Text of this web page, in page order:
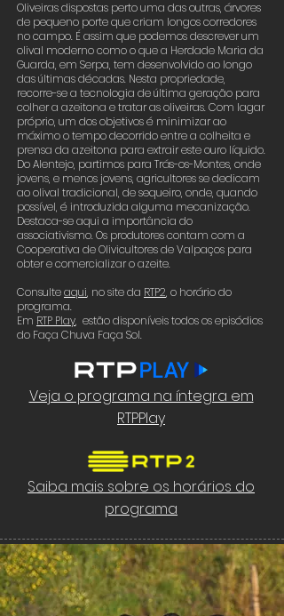
Oliveiras dispostas perto uma das outras, árvores
de pequeno porte que criam longos corredores
no campo. É assim que podemos descrever um
olival moderno como o que a Herdade Maria da
Guarda, em Serpa, tem desenvolvido ao longo
das últimas décadas. Nesta propriedade,
recorre-se a tecnologia de última geração para
colher a azeitona e tratar as oliveiras. Com lagar
próprio, um dos objetivos é minimizar ao
máximo o tempo decorrido entre a colheita e
prensa da azeitona para extrair este ouro líquido.
Do Alentejo, partimos para Trás-os-Montes, onde
jovens, e menos jovens, agricultores se dedicam
ao olival tradicional, de sequeiro, onde, quando
possível, é introduzida alguma mecanização.
Destaca-se aqui a importância do
associativismo. Os produtores contam com a
Cooperativa de Olivicultores de Valpaços para
obter e comercializar o azeite.
Consulteaqui, no site da RTP2, o horário do
programa.
Em RTP Play, estão disponíveis todos os episódios
do Faça Chuva Faça Sol.
Veja o programa na íntegra em
RTPPlay
Saiba mais sobre os horários do
programa